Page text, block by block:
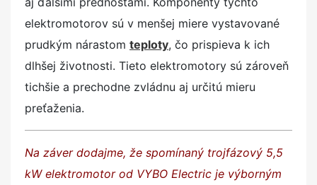
elektromotorov sú v menšej miere vystavované
prudkým nárastom teploty, čo prispieva k ich
dlhšej životnosti. Tieto elektromotory sú zároveň
tichšie a prechodne zvládnu aj určitú mieru
preťaženia.
Na záver dodajme, že spomínaný trojfázový 5,5
kW elektromotor od VYBO Electric je výborným